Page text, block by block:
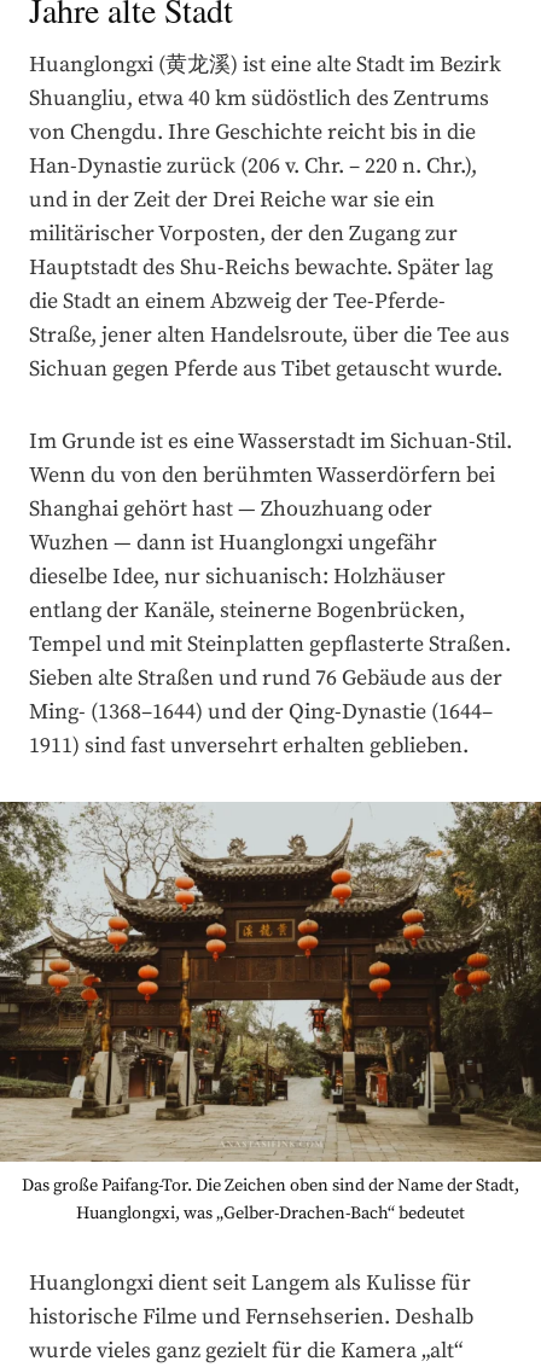
Jahre alte Stadt
Huanglongxi (黄龙溪) ist eine alte Stadt im Bezirk
Shuangliu, etwa 40 km südöstlich des Zentrums
von Chengdu. Ihre Geschichte reicht bis in die
Han-Dynastie zurück (206 v. Chr. – 220 n. Chr.),
und in der Zeit der Drei Reiche war sie ein
militärischer Vorposten, der den Zugang zur
Hauptstadt des Shu-Reichs bewachte. Später lag
die Stadt an einem Abzweig der Tee-Pferde-
Straße, jener alten Handelsroute, über die Tee aus
Sichuan gegen Pferde aus Tibet getauscht wurde.
Im Grunde ist es eine Wasserstadt im Sichuan-Stil.
Wenn du von den berühmten Wasserdörfern bei
Shanghai gehört hast — Zhouzhuang oder
Wuzhen — dann ist Huanglongxi ungefähr
dieselbe Idee, nur sichuanisch: Holzhäuser
entlang der Kanäle, steinerne Bogenbrücken,
Tempel und mit Steinplatten gepflasterte Straßen.
Sieben alte Straßen und rund 76 Gebäude aus der
Ming- (1368–1644) und der Qing-Dynastie (1644–
1911) sind fast unversehrt erhalten geblieben.
Das große Paifang-Tor. Die Zeichen oben sind der Name der Stadt,
Huanglongxi, was „Gelber-Drachen-Bach“ bedeutet
Huanglongxi dient seit Langem als Kulisse für
historische Filme und Fernsehserien. Deshalb
wurde vieles ganz gezielt für die Kamera „alt“